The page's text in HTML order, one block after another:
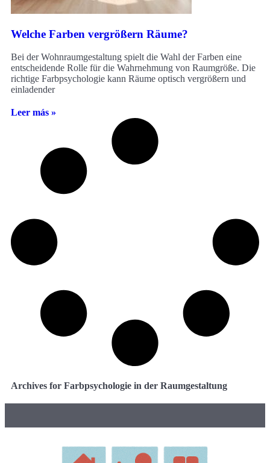
Welche Farben vergrößern Räume?
Bei der Wohnraumgestaltung spielt die Wahl der Farben eine
entscheidende Rolle für die Wahrnehmung von Raumgröße. Die
richtige Farbpsychologie kann Räume optisch vergrößern und
einladender
Leer más »
Archives for Farbpsychologie in der Raumgestaltung